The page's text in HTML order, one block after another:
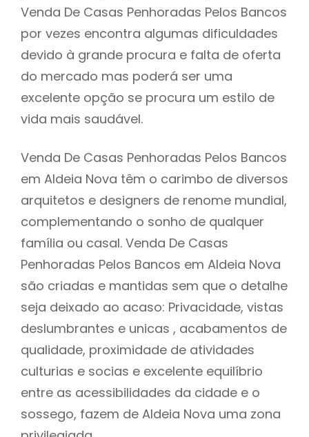
Venda De Casas Penhoradas Pelos Bancos
por vezes encontra algumas dificuldades
devido à grande procura e falta de oferta
do mercado mas poderá ser uma
excelente opção se procura um estilo de
vida mais saudável.
Venda De Casas Penhoradas Pelos Bancos
em Aldeia Nova têm o carimbo de diversos
arquitetos e designers de renome mundial,
complementando o sonho de qualquer
família ou casal. Venda De Casas
Penhoradas Pelos Bancos em Aldeia Nova
são criadas e mantidas sem que o detalhe
seja deixado ao acaso: Privacidade, vistas
deslumbrantes e unicas , acabamentos de
qualidade, proximidade de atividades
culturias e socias e excelente equilíbrio
entre as acessibilidades da cidade e o
sossego, fazem de Aldeia Nova uma zona